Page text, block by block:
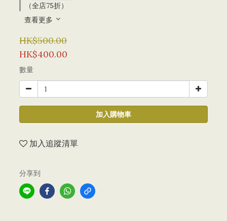
（全店75折）
查看更多
HK$500.00
HK$400.00
數量
加入購物車
加入追蹤清單
分享到